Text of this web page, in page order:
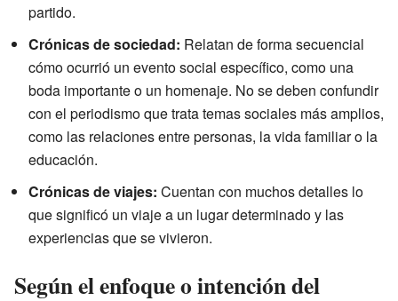
partido.
Crónicas de sociedad: Relatan de forma secuencial
cómo ocurrió un evento social específico, como una
boda importante o un homenaje. No se deben confundir
con el periodismo que trata temas sociales más amplios,
como las relaciones entre personas, la vida familiar o la
educación.
Crónicas de viajes: Cuentan con muchos detalles lo
que significó un viaje a un lugar determinado y las
experiencias que se vivieron.
Según el enfoque o intención del